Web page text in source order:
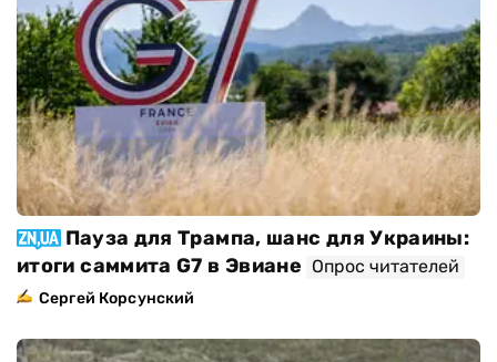
Пауза для Трампа, шанс для Украины:
итоги саммита G7 в Эвиане Опрос читателей
Сергей Корсунский